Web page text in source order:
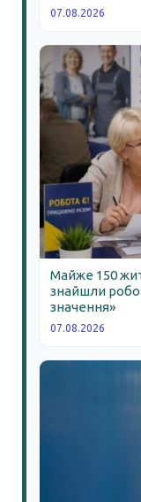
07.08.2026
Майже 150
знайшли
значення»
07.08.2026